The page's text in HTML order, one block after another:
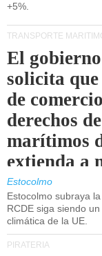
+5%.
TRANSPORTE
El gobierno
solicita que
de
derechos
marítimos
extienda a
buques.
Estocolmo
Estocolmo subraya
RCDE siga siendo
climática de la UE.
PIRATERÍA